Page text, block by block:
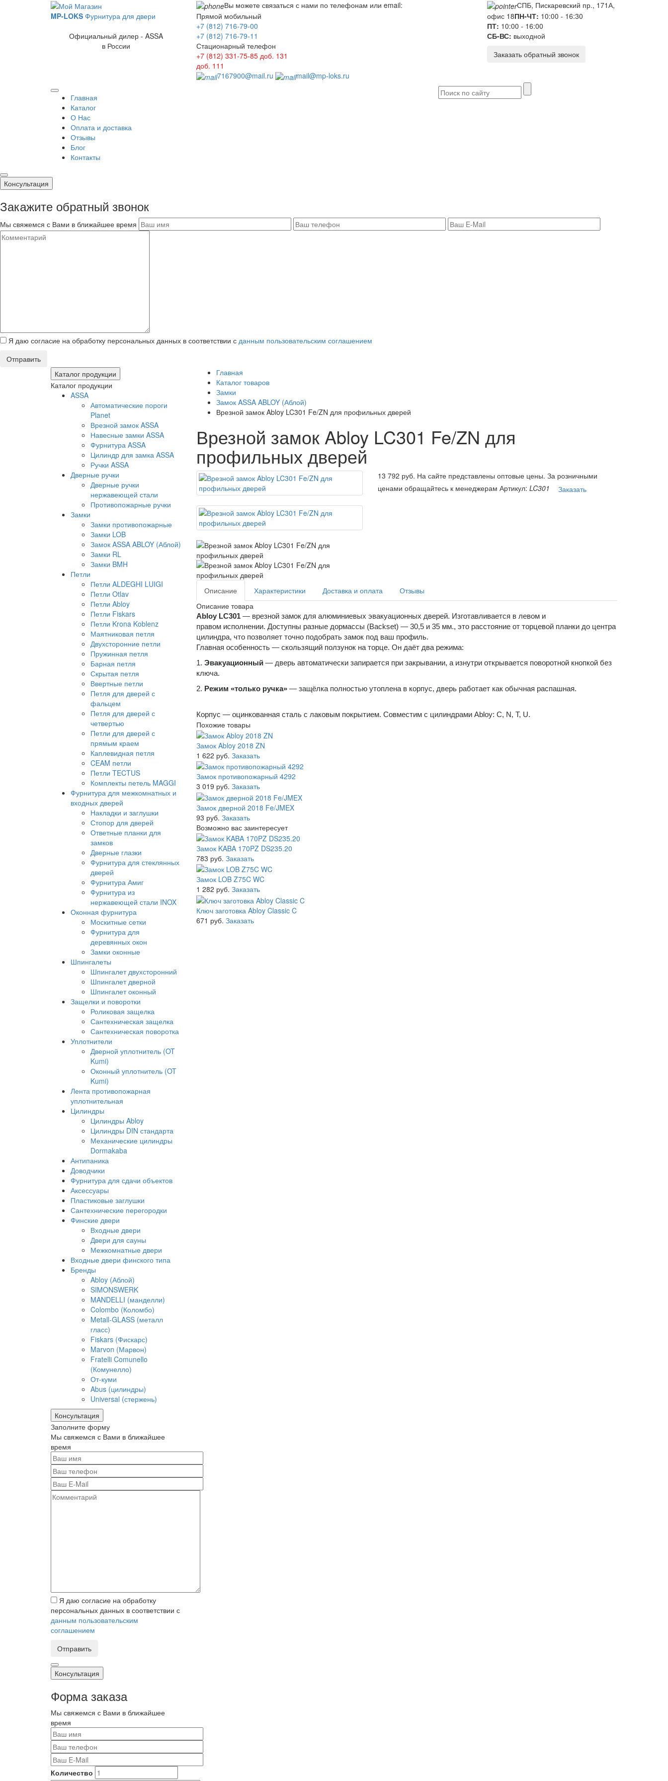
MP-LOKS Фурнитура для двери
Официальный дилер - ASSA
в России
Вы можете связаться с нами по телефонам или email:
Прямой мобильный
+7 (812) 716-79-00
+7 (812) 716-79-11
Стационарный телефон
+7 (812) 331-75-85 доб. 131
доб. 111
7167900@mail.ru
mail@mp-loks.ru
СПБ, Пискаревский пр., 171А,
офис 18ПН-ЧТ: 10:00 - 16:30
ПТ: 10:00 - 16:00
СБ-ВС: выходной
Заказать обратный звонок
Главная
Каталог
О Нас
Оплата и доставка
Отзывы
Блог
Контакты
Консультация
Закажите обратный звонок
Мы свяжемся с Вами в ближайшее время
Я даю согласие на обработку персональных данных в соответствии с данным пользовательским соглашением
Отправить
Каталог продукции
Каталог продукции
ASSA
Автоматические пороги
Planet
Врезной замок ASSA
Навесные замки ASSA
Фурнитура ASSA
Цилиндр для замка ASSA
Ручки ASSA
Дверные ручки
Дверные ручки
нержавеющей стали
Противопожарные ручки
Замки
Замки противопожарные
Замки LOB
Замок ASSA ABLOY (Аблой)
Замки RL
Замки BMH
Петли
Петли ALDEGHI LUIGI
Петли Otlav
Петли Abloy
Петли Fiskars
Петли Krona Koblenz
Маятниковая петля
Двухсторонние петли
Пружинная петля
Барная петля
Скрытая петля
Ввертные петли
Петля для дверей с
фальцем
Петля для дверей с
четвертью
Петли для дверей с
прямым краем
Каплевидная петля
CEAM петли
Петли TECTUS
Комплекты петель MAGGI
Фурнитура для межкомнатных и
входных дверей
Накладки и заглушки
Стопор для дверей
Ответные планки для
замков
Дверные глазки
Фурнитура для стеклянных
дверей
Фурнитура Амиг
Фурнитура из
нержавеющей стали INOX
Оконная фурнитура
Москитные сетки
Фурнитура для
деревянных окон
Замки оконные
Шпингалеты
Шпингалет двухсторонний
Шпингалет дверной
Шпингалет оконный
Защелки и поворотки
Роликовая защелка
Сантехническая защелка
Сантехническая поворотка
Уплотнители
Дверной уплотнитель (OT
Kumi)
Оконный уплотнитель (OT
Kumi)
Лента противопожарная
уплотнительная
Цилиндры
Цилиндры Abloy
Цилиндры DIN стандарта
Механические цилиндры
Dormakaba
Антипаника
Доводчики
Фурнитура для сдачи объектов
Аксессуары
Пластиковые заглушки
Сантехнические перегородки
Финские двери
Входные двери
Двери для сауны
Межкомнатные двери
Входные двери финского типа
Бренды
Abloy (Аблой)
SIMONSWERK
MANDELLI (манделли)
Colombo (Коломбо)
Metall-GLASS (металл
гласс)
Fiskars (Фискарс)
Marvon (Марвон)
Fratelli Comunello
(Комунелло)
От-куми
Abus (цилиндры)
Universal (стержень)
Консультация
Заполните форму
Мы свяжемся с Вами в ближайшее
время
Я даю согласие на обработку
персональных данных в соответствии с
данным пользовательским
соглашением
Отправить
Консультация
Форма заказа
Мы свяжемся с Вами в ближайшее
время
Количество
Главная
Каталог товаров
Замки
Замок ASSA ABLOY (Аблой)
Врезной замок Abloy LC301 Fe/ZN для профильных дверей
Врезной замок Abloy LC301 Fe/ZN для
профильных дверей
13 792 руб. На сайте представлены оптовые цены. За розничными
ценами обращайтесь к менеджерам Артикул:LC301 Заказать
Описание Характеристики Доставка и оплата
Отзывы
Описание товара
Abloy LC301— врезной замок для алюминиевых эвакуационных дверей. Изготавливается в левом и
правом исполнении. Доступны разные дормассы (Backset) — 30,5 и 35 мм., это расстояние от торцевой планки до центра
цилиндра, что позволяет точно подобрать замок под ваш профиль.
Главная особенность — скользящий ползунок на торце. Он даёт два режима:
1. Эвакуационный— дверь автоматически запирается при закрывании, а изнутри открывается поворотной кнопкой без
ключа.
2. Режим «только ручка»— защёлка полностью утоплена в корпус, дверь работает как обычная распашная.
Корпус — оцинкованная сталь с лаковым покрытием. Совместим с цилиндрами Abloy: C, N, T, U.
Похожие товары
Замок Abloy 2018 ZN
1 622 руб. Заказать
Замок противопожарный 4292
3 019 руб. Заказать
Замок дверной 2018 Fe/JMEX
93 руб. Заказать
Возможно вас заинтересует
Замок KABA 170PZ DS235.20
783 руб. Заказать
Замок LOB Z75C WC
1 282 руб. Заказать
Ключ заготовка Abloy Classic C
671 руб. Заказать